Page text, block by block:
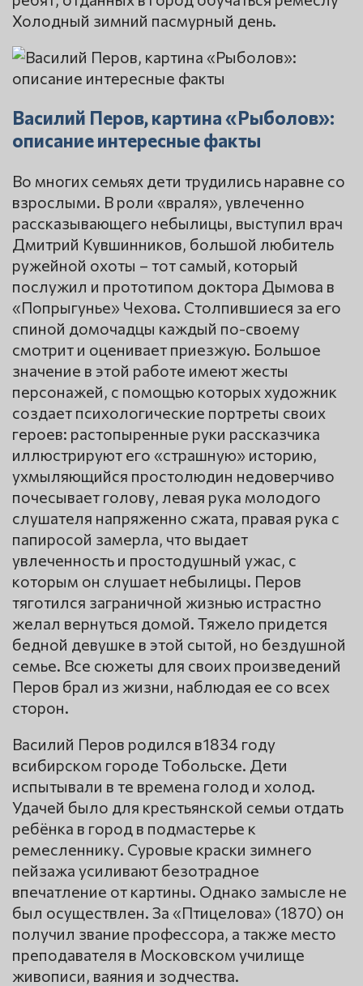
Холодный зимний пасмурный день.
Василий Перов, картина «Рыболов»:
описание интересные факты
Во многих семьях дети трудились наравне со
взрослыми. В роли «враля», увлеченно
рассказывающего небылицы, выступил врач
Дмитрий Кувшинников, большой любитель
ружейной охоты – тот самый, который
послужил и прототипом доктора Дымова в
«Попрыгунье» Чехова. Столпившиеся за его
спиной домочадцы каждый по-своему
смотрит и оценивает приезжую. Большое
значение в этой работе имеют жесты
персонажей, с помощью которых художник
создает психологические портреты своих
героев: растопыренные руки рассказчика
иллюстрируют его «страшную» историю,
ухмыляющийся простолюдин недоверчиво
почесывает голову, левая рука молодого
слушателя напряженно сжата, правая рука с
папиросой замерла, что выдает
увлеченность и простодушный ужас, с
которым он слушает небылицы. Перов
тяготился заграничной жизнью истрастно
желал вернуться домой. Тяжело придется
бедной девушке в этой сытой, но бездушной
семье. Все сюжеты для своих произведений
Перов брал из жизни, наблюдая ее со всех
сторон.
Василий Перов родился в1834 году
всибирском городе Тобольске. Дети
испытывали в те времена голод и холод.
Удачей было для крестьянской семьи отдать
ребёнка в город в подмастерье к
ремесленнику. Суровые краски зимнего
пейзажа усиливают безотрадное
впечатление от картины. Однако замысле не
был осуществлен. За «Птицелова» (1870) он
получил звание профессора, а также место
преподавателя в Московском училище
живописи, ваяния и зодчества.